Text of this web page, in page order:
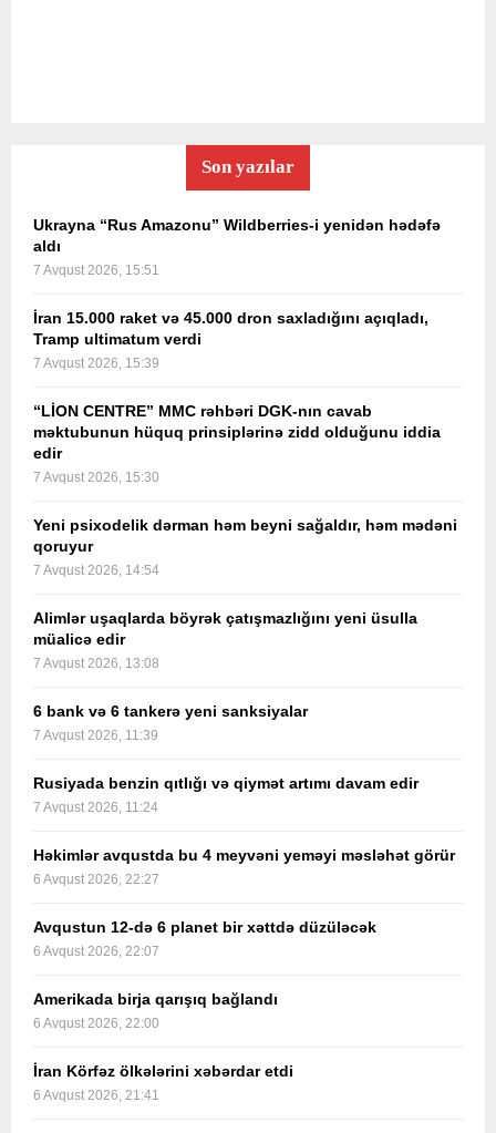
Son yazılar
Ukrayna “Rus Amazonu” Wildberries-i yenidən hədəfə
aldı
7 Avqust 2026, 15:51
İran 15.000 raket və 45.000 dron saxladığını açıqladı,
Tramp ultimatum verdi
7 Avqust 2026, 15:39
“LİON CENTRE” MMC rəhbəri DGK-nın cavab
məktubunun hüquq prinsiplərinə zidd olduğunu iddia
edir
7 Avqust 2026, 15:30
Yeni psixodelik dərman həm beyni sağaldır, həm mədəni
qoruyur
7 Avqust 2026, 14:54
Alimlər uşaqlarda böyrək çatışmazlığını yeni üsulla
müalicə edir
7 Avqust 2026, 13:08
6 bank və 6 tankerə yeni sanksiyalar
7 Avqust 2026, 11:39
Rusiyada benzin qıtlığı və qiymət artımı davam edir
7 Avqust 2026, 11:24
Həkimlər avqustda bu 4 meyvəni yeməyi məsləhət görür
6 Avqust 2026, 22:27
Avqustun 12-də 6 planet bir xəttdə düzüləcək
6 Avqust 2026, 22:07
Amerikada birja qarışıq bağlandı
6 Avqust 2026, 22:00
İran Körfəz ölkələrini xəbərdar etdi
6 Avqust 2026, 21:41